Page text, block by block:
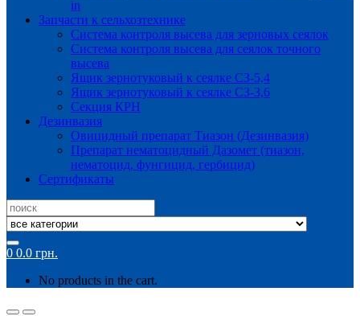
in
Запчасти к сельхозтехнике
Система контроля высева для зерновых сеялок
Система контроля высева для сеялок точного
высева
Ящик зернотуковый к сеялке СЗ-5,4
Ящик зернотуковый к сеялке СЗ-3,6
Секция КРН
Дезинвазия
Овицидный препарат Тиазон (Дезинвазия)
Препарат нематоцидный Дазомет (тиазон,
нематоцид, фунгицид, гербицид)
Сертификаты
Search
for:
0 0.0 грн.
No products in the cart.